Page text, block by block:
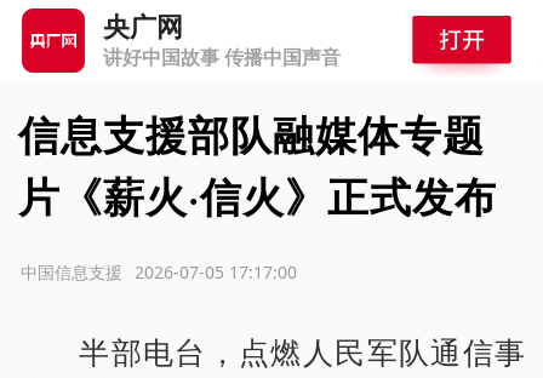
央广网
讲好中国故事 传播中国声音
信息支援部队融媒体专题
片《薪火·信火》正式发布
2026-07-05 17:17:00
中国信息支援
半部电台，点燃人民军队通信事